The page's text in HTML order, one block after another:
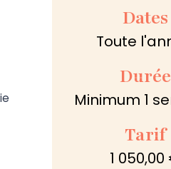
Dates
Toute
Durée
Minimum 1
Tarif
1